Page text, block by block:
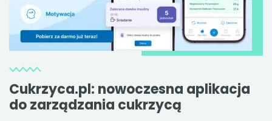
Cukrzyca.pl: nowoczesna aplikacja
do zarządzania cukrzycą